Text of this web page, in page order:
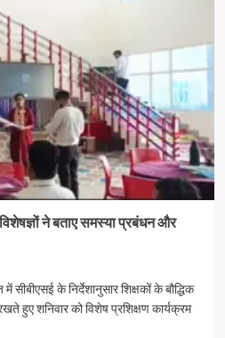
ने बताए समस्या प्रबंधन और
के निर्देशानुसार शिक्षकों के बौद्धिक
हुए शनिवार को विशेष प्रशिक्षण कार्यक्रम